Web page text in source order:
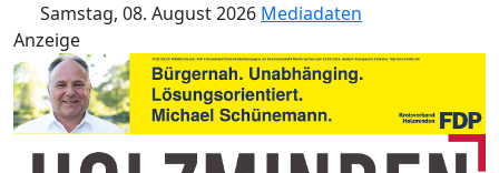
Samstag, 08. August 2026 Mediadaten
Anzeige